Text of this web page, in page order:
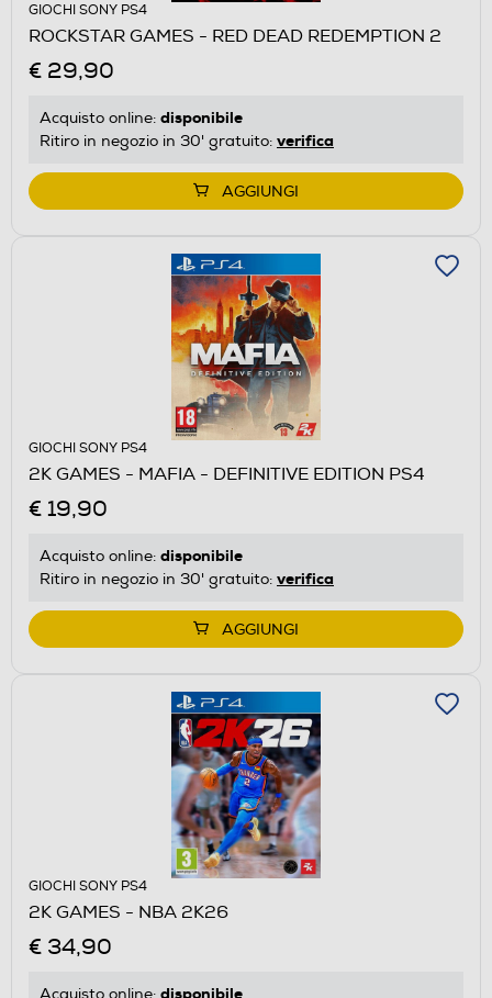
GIOCHI SONY PS4
ROCKSTAR GAMES - RED DEAD REDEMPTION 2
€ 29,90
Acquisto online: disponibile
Ritiro in negozio in 30' gratuito: verifica
AGGIUNGI
GIOCHI SONY PS4
2K GAMES - MAFIA - DEFINITIVE EDITION PS4
€ 19,90
Acquisto online: disponibile
Ritiro in negozio in 30' gratuito: verifica
AGGIUNGI
GIOCHI SONY PS4
2K GAMES - NBA 2K26
€ 34,90
Acquisto online: disponibile